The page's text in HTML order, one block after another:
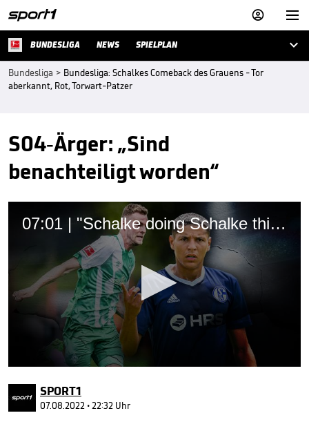


BUNDESLIGA NEWS SPIELPLAN 
Bundesliga > Bundesliga: Schalkes Comeback des Grauens - Tor
aberkannt, Rot, Torwart-Patzer
S04-Ärger: „Sind
benachteiligt worden“
07:01 | "Schalke doing Schalke things ...": Königsblauer Abstiegskampf vorprogrammiert?
seconds
of
minutes,
SPORT1
07.08.2022 • 22:32 Uhr